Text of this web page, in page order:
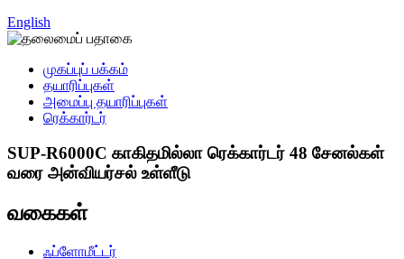
English
முகப்புப் பக்கம்
தயாரிப்புகள்
அமைப்பு தயாரிப்புகள்
ரெக்கார்டர்
SUP-R6000C காகிதமில்லா ரெக்கார்டர் 48 சேனல்கள்
வரை அன்வியர்சல் உள்ளீடு
வகைகள்
ஃப்ளோமீட்டர்